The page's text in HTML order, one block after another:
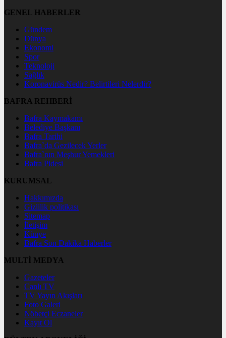
GENEL HABERLER
Gündem
Dünya
Ekonomi
Spor
Teknoloji
Sağlık
Koronavirüs Nedir? Belirtileri Nelerdir?
BAFRA REHBERİ
Bafra Kaymakamı
Belediye Başkanı
Bafra Tarihi
Bafra`da Gezilecek Yerler
Bafra`nın Meşhur Yemekleri
Bafra Pidesi
KURUMSAL
Hakkımızda
Gizlilik politikası
Sitemap
İletişim
Künye
Bafra Son Dakika Haberler
MULTİ MEDYA
Gazeteler
Canlı TV
TV Yayın Akışları
Foto Galeri
Nöbetçi Eczaneler
Kayıt Ol